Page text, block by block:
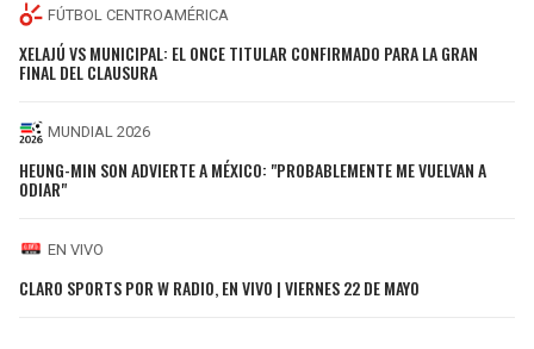
FÚTBOL CENTROAMÉRICA
XELAJÚ VS MUNICIPAL: EL ONCE TITULAR CONFIRMADO PARA LA GRAN
FINAL DEL CLAUSURA
MUNDIAL 2026
HEUNG-MIN SON ADVIERTE A MÉXICO: "PROBABLEMENTE ME VUELVAN A
ODIAR"
EN VIVO
CLARO SPORTS POR W RADIO, EN VIVO | VIERNES 22 DE MAYO